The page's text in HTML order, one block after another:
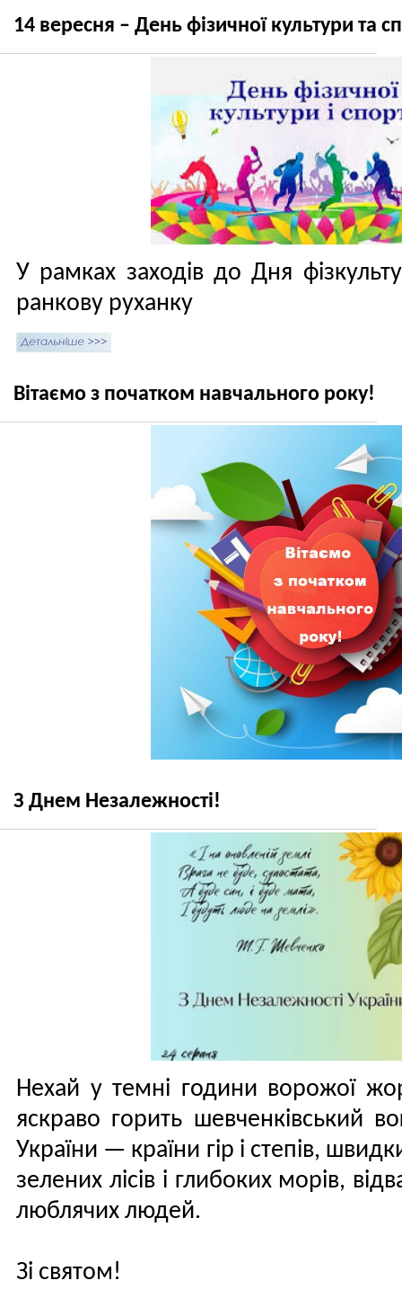
14 вересня – День фізичної культури та
У рамках заходів до Дня
ранкову руханку
Вітаємо з початком навчального року!
З Днем Незалежності!
Нехай у темні години ворожої
яскраво горить шевченківський
України — країни гір і степів,
зелених лісів і глибоких морів,
люблячих людей.
Зі святом!